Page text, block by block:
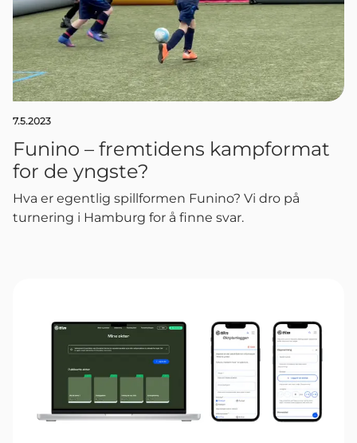
7.5.2023
Funino – fremtidens kampformat
for de yngste?
Hva er egentlig spillformen Funino? Vi dro på
turnering i Hamburg for å finne svar.